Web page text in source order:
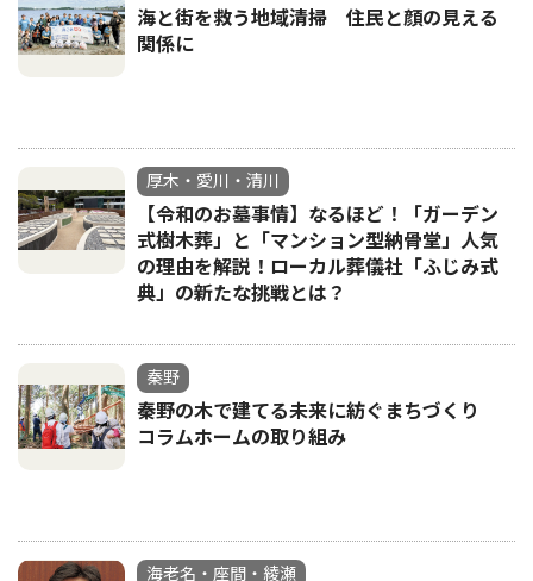
海と街を救う地域清掃 住民と顔の見える
関係に
厚木・愛川・清川
【令和のお墓事情】なるほど！「ガーデン
式樹木葬」と「マンション型納骨堂」人気
の理由を解説！ローカル葬儀社「ふじみ式
典」の新たな挑戦とは？
秦野
秦野の木で建てる未来に紡ぐまちづくり
コラムホームの取り組み
海老名・座間・綾瀬